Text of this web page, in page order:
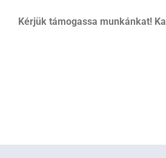
Kérjük támogassa munkánkat!